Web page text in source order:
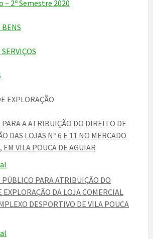
2º Semestre 2020
BENS
EXPLORAÇÃO
PARA A ATRIBUIÇÃO DO DIREITO DE
DAS LOJAS Nº 6 E 11 NO MERCADO
VILA POUCA DE AGUIAR
PÚBLICO PARA ATRIBUIÇÃO DO
EXPLORAÇÃO DA LOJA COMERCIAL
DESPORTIVO DE VILA POUCA